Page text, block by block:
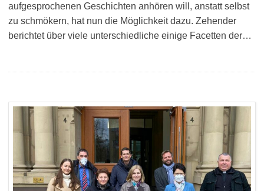
aufgesprochenen Geschichten anhören will, anstatt selbst
zu schmökern, hat nun die Möglichkeit dazu. Zehender
berichtet über viele unterschiedliche einige Facetten der…